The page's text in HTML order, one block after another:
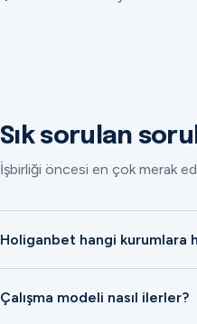
Sık sorulan
İşbirliği öncesi en çok merak
Holiganbet hangi kurumlara
Çalışma modeli nasıl ilerler?